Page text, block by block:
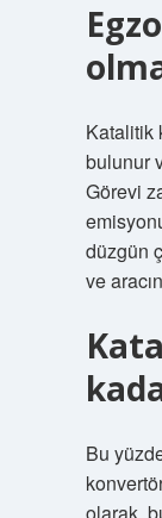
Katalitik
bulunur
Görevi
düzgün
ve
Bu